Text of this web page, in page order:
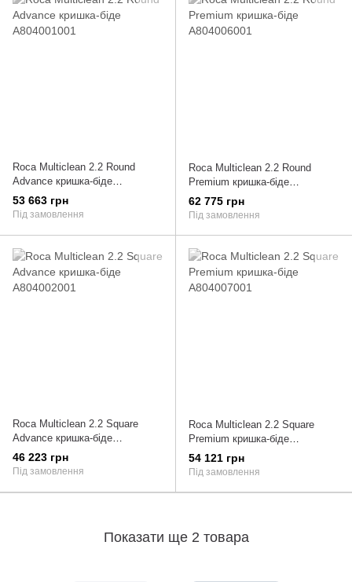
Roca Multiclean 2.2 Round
Advance кришка-біде
A804001001
53 663 грн
Під замовлення
Roca Multiclean 2.2 Round
Premium кришка-біде
A804006001
62 775 грн
Під замовлення
Roca Multiclean 2.2 Square
Advance кришка-біде
A804002001
46 223 грн
Під замовлення
Roca Multiclean 2.2 Square
Premium кришка-біде
A804007001
54 121 грн
Під замовлення
Показати ще 2 товара